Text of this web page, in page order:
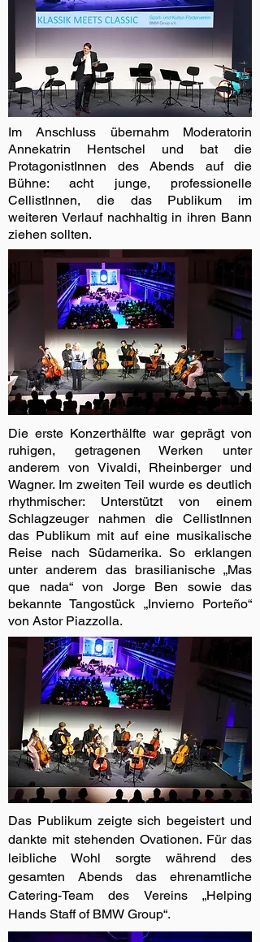
Im Anschluss übernahm Moderatorin
Annekatrin Hentschel und bat die
ProtagonistInnen des Abends auf die
Bühne: acht junge, professionelle
CellistInnen, die das Publikum im
weiteren Verlauf nachhaltig in ihren Bann
ziehen sollten.
Die erste Konzerthälfte war geprägt von
ruhigen, getragenen Werken unter
anderem von Vivaldi, Rheinberger und
Wagner. Im zweiten Teil wurde es deutlich
rhythmischer: Unterstützt von einem
Schlagzeuger nahmen die CellistInnen
das Publikum mit auf eine musikalische
Reise nach Südamerika. So erklangen
unter anderem das brasilianische „Mas
que nada“ von Jorge Ben sowie das
bekannte Tangostück „Invierno Porteño“
von Astor Piazzolla.
Das Publikum zeigte sich begeistert und
dankte mit stehenden Ovationen. Für das
leibliche Wohl sorgte während des
gesamten Abends das ehrenamtliche
Catering-Team des Vereins „Helping
Hands Staff of BMW Group“.